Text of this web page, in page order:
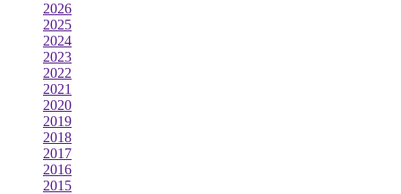
2026
2025
2024
2023
2022
2021
2020
2019
2018
2017
2016
2015